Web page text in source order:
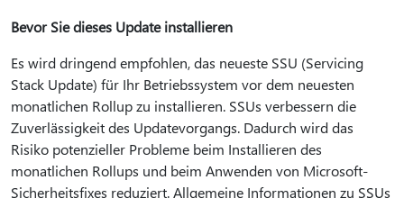
Bevor Sie dieses Update installieren
Es wird dringend empfohlen, das neueste SSU (Servicing
Stack Update) für Ihr Betriebssystem vor dem neuesten
monatlichen Rollup zu installieren. SSUs verbessern die
Zuverlässigkeit des Updatevorgangs. Dadurch wird das
Risiko potenzieller Probleme beim Installieren des
monatlichen Rollups und beim Anwenden von Microsoft-
Sicherheitsfixes reduziert. Allgemeine Informationen zu SSUs